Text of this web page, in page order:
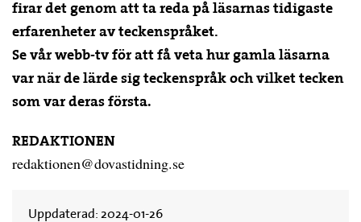
firar det genom att ta reda på läsarnas tidigaste
erfarenheter av teckenspråket.
Se vår webb-tv för att få veta hur gamla läsarna
var när de lärde sig teckenspråk och vilket tecken
som var deras första.
REDAKTIONEN
redaktionen@dovastidning.se
Uppdaterad: 2024-01-26